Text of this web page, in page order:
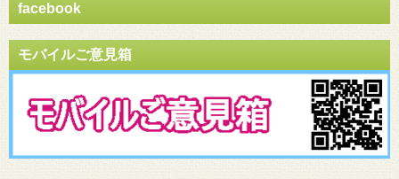
facebook
モバイルご意見箱